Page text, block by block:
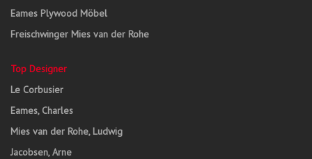
Eames Plywood Möbel
Freischwinger Mies van der Rohe
Top Designer
Le Corbusier
Eames, Charles
Mies van der Rohe, Ludwig
Jacobsen, Arne